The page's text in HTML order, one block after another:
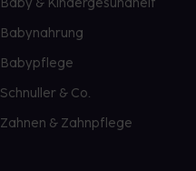
Baby & Kindergesundheit
Babynahrung
Babypflege
Schnuller & Co.
Zahnen & Zahnpflege